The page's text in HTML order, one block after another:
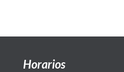
Horarios